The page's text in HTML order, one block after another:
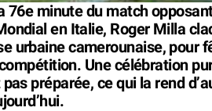
76e minute du match
en Italie, Roger Milla
urbaine camerounaise, pour
Une célébration
préparée, ce qui la rend